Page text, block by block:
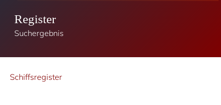
Register
Suchergebnis
Schiffsregister